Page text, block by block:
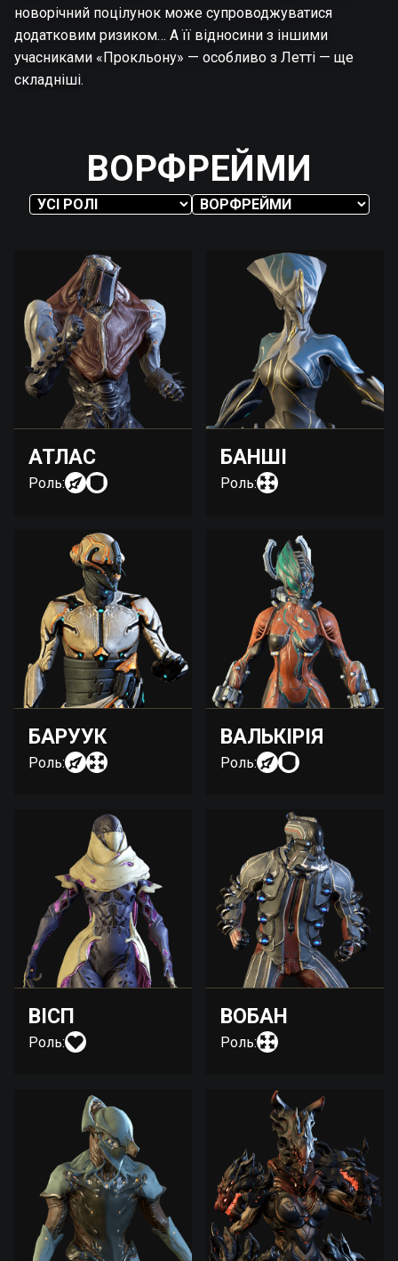
новорічний поцілунок може супроводжуватися
додатковим ризиком… А її відносини з іншими
учасниками «Прокльону» — особливо з Летті — ще
складніші.
ВОРФРЕЙМИ
АТЛАС
Роль:
БАНШІ
Роль:
БАРУУК
Роль:
ВАЛЬКІРІЯ
Роль:
ВІСП
Роль:
ВОБАН
Роль: